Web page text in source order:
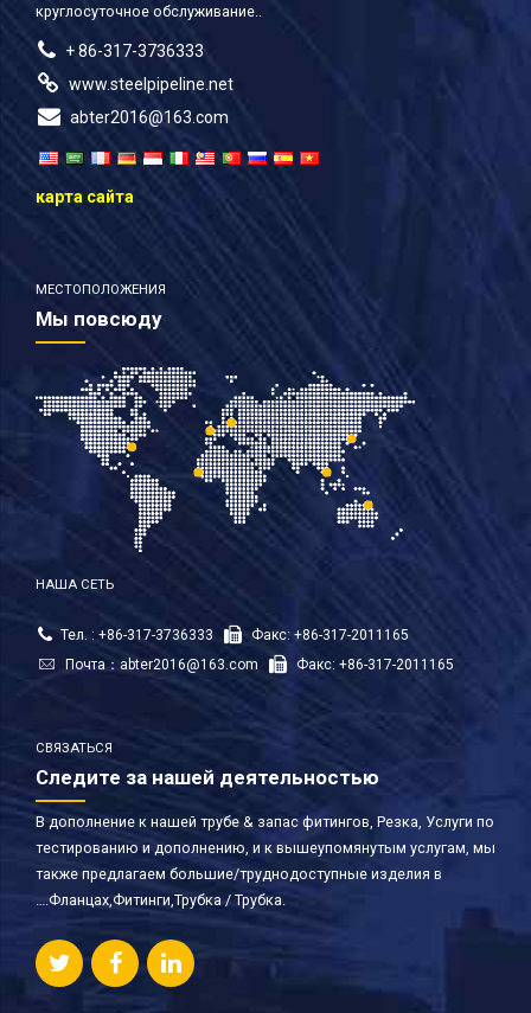
круглосуточное обслуживание..
+ 86-317-3736333
www.steelpipeline.net
abter2016@163.com
карта сайта
МЕСТОПОЛОЖЕНИЯ
Мы повсюду
НАША СЕТЬ
Тел. : +86-317-3736333
Факс: +86-317-2011165
Почта： abter2016@163.com Факс: +86-317-2011165
СВЯЗАТЬСЯ
Следите за нашей деятельностью
В дополнение к нашей трубе & запас фитингов, Резка, Услуги по
тестированию и дополнению, и к вышеупомянутым услугам, мы
также предлагаем большие/труднодоступные изделия в
….Фланцах,Фитинги,Трубка / Трубка.